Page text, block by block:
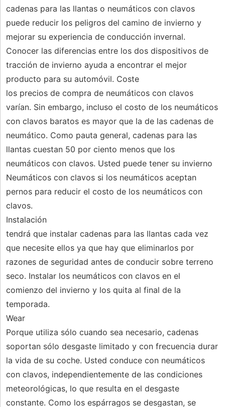
cadenas para las llantas o neumáticos con clavos
puede reducir los peligros del camino de invierno y
mejorar su experiencia de conducción invernal.
Conocer las diferencias entre los dos dispositivos de
tracción de invierno ayuda a encontrar el mejor
producto para su automóvil. Coste
los precios de compra de neumáticos con clavos
varían. Sin embargo, incluso el costo de los neumáticos
con clavos baratos es mayor que la de las cadenas de
neumático. Como pauta general, cadenas para las
llantas cuestan 50 por ciento menos que los
neumáticos con clavos. Usted puede tener su invierno
Neumáticos con clavos si los neumáticos aceptan
pernos para reducir el costo de los neumáticos con
clavos.
Instalación
tendrá que instalar cadenas para las llantas cada vez
que necesite ellos ya que hay que eliminarlos por
razones de seguridad antes de conducir sobre terreno
seco. Instalar los neumáticos con clavos en el
comienzo del invierno y los quita al final de la
temporada.
Wear
Porque utiliza sólo cuando sea necesario, cadenas
soportan sólo desgaste limitado y con frecuencia durar
la vida de su coche. Usted conduce con neumáticos
con clavos, independientemente de las condiciones
meteorológicas, lo que resulta en el desgaste
constante. Como los espárragos se desgastan, se